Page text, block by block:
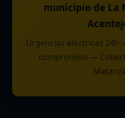
municipio de La
Urgencias eléctricas 24h
compromiso —